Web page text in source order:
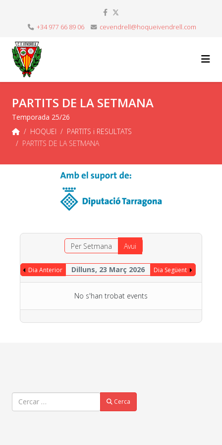
+34 977 66 89 06 cevendrell@hoqueivendrell.com
PARTITS DE LA SETMANA
Temporada 25/26
HOQUEI
PARTITS i RESULTATS
PARTITS DE LA SETMANA
Per Setmana Avui
Dia Anterior Dilluns, 23 Març 2026 Dia Següent
No s'han trobat events
Cercar Cerca